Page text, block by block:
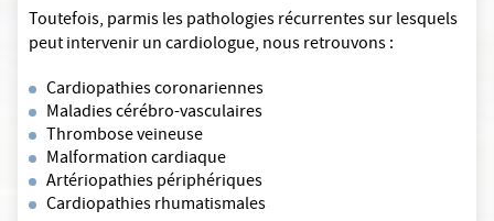
Toutefois, parmis les pathologies récurrentes sur lesquels
peut intervenir un cardiologue, nous retrouvons :
Cardiopathies coronariennes
Maladies cérébro-vasculaires
Thrombose veineuse
Malformation cardiaque
Artériopathies périphériques
Cardiopathies rhumatismales